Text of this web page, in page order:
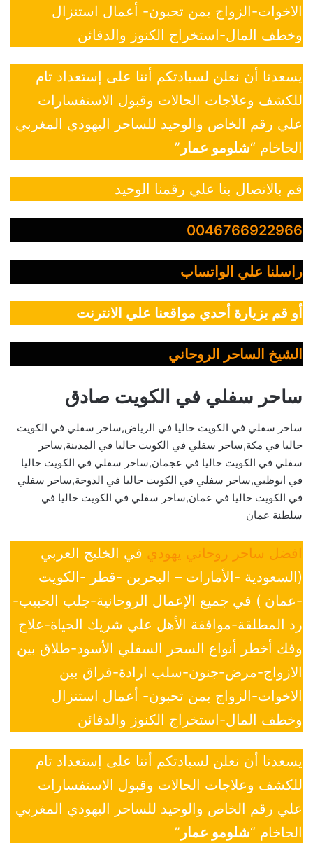
الاخوات-الزواج بمن تحبون- أعمال استنزال
وخطف المال-استخراج الكنوز والدفائن
يسعدنا أن نعلن لسيادتكم أننا على إستعداد تام
للكشف وعلاجات الحالات وقبول الاستفسارات
علي رقم الخاص والوحيد للساحر اليهودي المغربي
الحاخام “شلومو عمار ”
قم بالاتصال بنا علي رقمنا الوحيد
0046766922966
راسلنا علي الواتساب
أو قم بزيارة أحدي مواقعنا علي الانترنت
الشيخ الساحر الروحاني
ساحر سفلي في الكويت صادق
ساحر سفلي في الكويت حاليا في الرياض,ساحر سفلي في الكويت
حاليا في مكة,ساحر سفلي في الكويت حاليا في المدينة,ساحر
سفلي في الكويت حاليا في عجمان,ساحر سفلي في الكويت حاليا
في ابوظبي,ساحر سفلي في الكويت حاليا في الدوحة,ساحر سفلي
في الكويت حاليا في عمان,ساحر سفلي في الكويت حاليا في
سلطنة عمان
افضل ساحر روحاني يهودي في الخليج العربي
(السعودية -الأمارات – البحرين -قطر -الكويت
-عمان ) في جميع الإعمال الروحانية-جلب الحبيب-
رد المطلقة-موافقة الأهل علي شريك الحياة-علاج
وفك أخطر أنواع السحر السفلي الأسود-طلاق بين
الازواج-مرض-جنون-سلب ارادة-فراق بين
الاخوات-الزواج بمن تحبون- أعمال استنزال
وخطف المال-استخراج الكنوز والدفائن
يسعدنا أن نعلن لسيادتكم أننا على إستعداد تام
للكشف وعلاجات الحالات وقبول الاستفسارات
علي رقم الخاص والوحيد للساحر اليهودي المغربي
الحاخام “شلومو عمار ”